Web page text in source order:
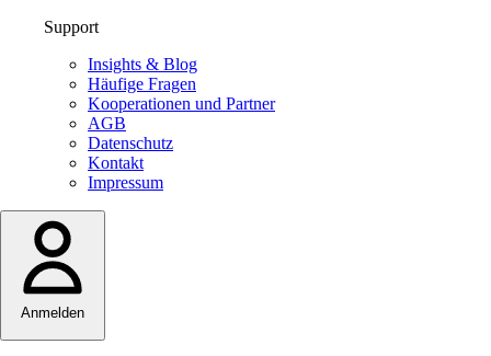
Support
Insights & Blog
Häufige Fragen
Kooperationen und Partner
AGB
Datenschutz
Kontakt
Impressum
Anmelden